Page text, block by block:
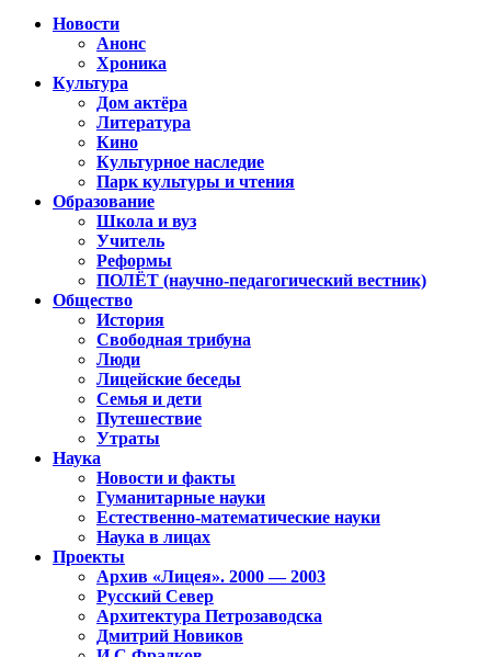
Новости
Анонс
Хроника
Культура
Дом актёра
Литература
Кино
Культурное наследие
Парк культуры и чтения
Образование
Школа и вуз
Учитель
Реформы
ПОЛЁТ (научно-педагогический вестник)
Общество
История
Свободная трибуна
Люди
Лицейские беседы
Семья и дети
Путешествие
Утраты
Наука
Новости и факты
Гуманитарные науки
Естественно-математические науки
Наука в лицах
Проекты
Архив «Лицея». 2000 — 2003
Русский Север
Архитектура Петрозаводска
Дмитрий Новиков